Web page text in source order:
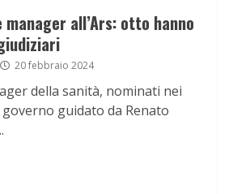
manager all’Ars: otto hanno
20 febbraio 2024
della sanità, nominati nei
guidato da Renato